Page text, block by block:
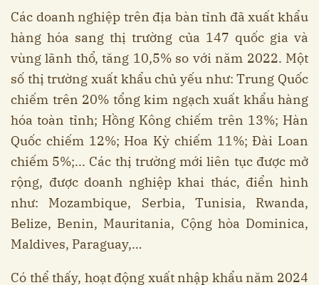
Các doanh nghiệp trên địa bàn tỉnh đã xuất khẩu
hàng hóa sang thị trường của 147 quốc gia và
vùng lãnh thổ, tăng 10,5% so với năm 2022. Một
số thị trường xuất khẩu chủ yếu như: Trung Quốc
chiếm trên 20% tổng kim ngạch xuất khẩu hàng
hóa toàn tỉnh; Hồng Kông chiếm trên 13%; Hàn
Quốc chiếm 12%; Hoa Kỳ chiếm 11%; Đài Loan
chiếm 5%;... Các thị trường mới liên tục được mở
rộng, được doanh nghiệp khai thác, điển hình
như: Mozambique, Serbia, Tunisia, Rwanda,
Belize, Benin, Mauritania, Cộng hòa Dominica,
Maldives, Paraguay,…
Có thể thấy, hoạt động xuất nhập khẩu năm 2024